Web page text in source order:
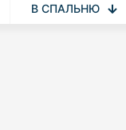
В СПАЛЬНЮ